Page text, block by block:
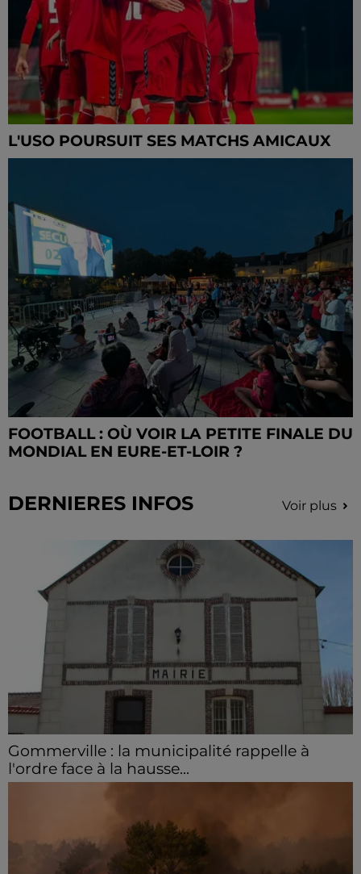
L'USO POURSUIT SES MATCHS AMICAUX
FOOTBALL : OÙ VOIR LA PETITE FINALE DU
MONDIAL EN EURE-ET-LOIR ?
DERNIERES INFOS Voir plus
Gommerville : la municipalité rappelle à
l'ordre face à la hausse...
Incrustation de déchets, déjections sur les sites
hausse des incivilités, la mairie de Gommerville
hausse...